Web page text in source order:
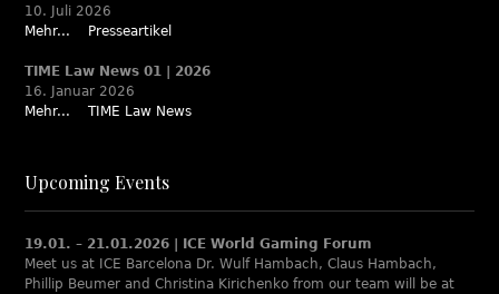
10. Juli 2026
Mehr...
Presseartikel
TIME Law News 01 | 2026
16. Januar 2026
Mehr...
TIME Law News
Upcoming Events
19.01. – 21.01.2026 | ICE World Gaming Forum
Meet us at ICE Barcelona Dr. Wulf Hambach, Claus Hambach,
Phillip Beumer and Christina Kirichenko from our team will be at